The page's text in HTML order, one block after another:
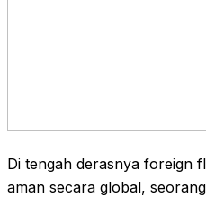
Di tengah derasnya foreign
aman secara global,